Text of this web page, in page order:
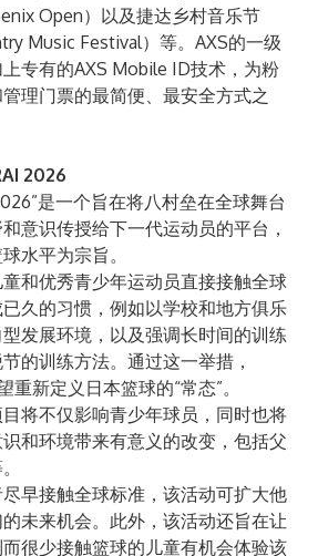
Open）以及捷达乡村音乐节
Music Festival）等。AXS的一级
专有的AXS Mobile ID技术，为粉
理门票的最简便、最安全方式之
2026
是一个旨在将八村垒在全球舞台
意识传授给下一代运动员的平台，
水平为宗旨。
和优秀青少年运动员直接接触全球
久的习惯，例如以学校和地方俱乐
发展环境，以及强调长时间的训练
的训练方法。通过这一举措，
重新定义日本篮球的“常态”。
将不仅影响青少年球员，同时也将
和环境带来有意义的改变，包括父
早接触全球标准，该活动可扩大他
未来机会。此外，该活动还旨在让
很少接触篮球的儿童有机会体验该